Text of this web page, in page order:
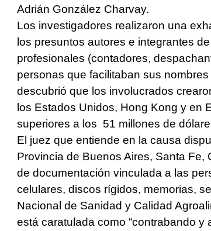
Adrián González Charvay.
Los investigadores realizaron una
los presuntos autores e integrantes
profesionales (contadores,
personas que facilitaban sus
descubrió que los involucrados
los Estados Unidos, Hong Kong y en
superiores a los 51 millones de
El juez que entiende en la causa
Provincia de Buenos Aires, Santa
de documentación vinculada a las
celulares, discos rígidos, memorias,
Nacional de Sanidad y Calidad
está caratulada como “contrabando y